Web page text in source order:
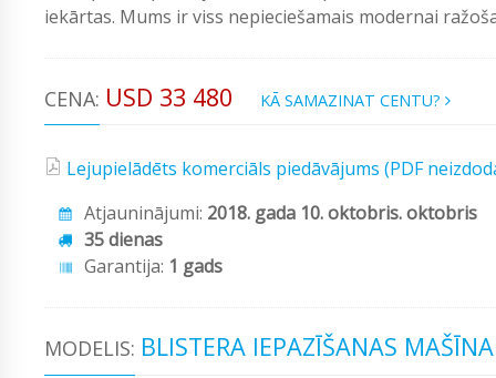
iekārtas. Mums ir viss nepieciešamais modernai
CENA: USD 33 480 KĀ SAMAZINAT CENTU?
Lejupielādēts komerciāls piedāvājums (PDF
Atjauninājumi: 2018. gada 10. oktobris. oktobris
35 dienas
Garantija: 1 gads
MODELIS: BLISTERA IEPAZĪŠANAS